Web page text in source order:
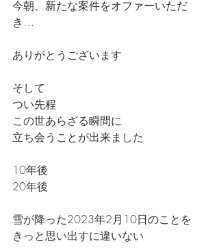
今朝、新たな案件をオファーいただ
き…
ありがとうございます
そして
つい先程
この世あらざる瞬間に
立ち会うことが出来ました
10年後
20年後
雪が降った2023年2月10日のことを
きっと思い出すに違いない